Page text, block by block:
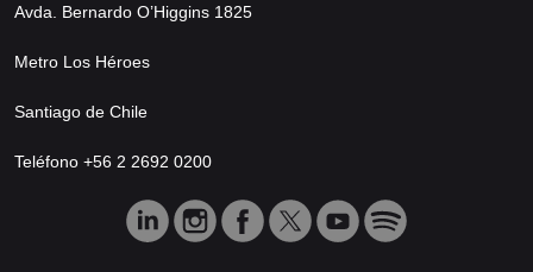
Avda. Bernardo O’Higgins 1825
Metro Los Héroes
Santiago de Chile
Teléfono +56 2 2692 0200